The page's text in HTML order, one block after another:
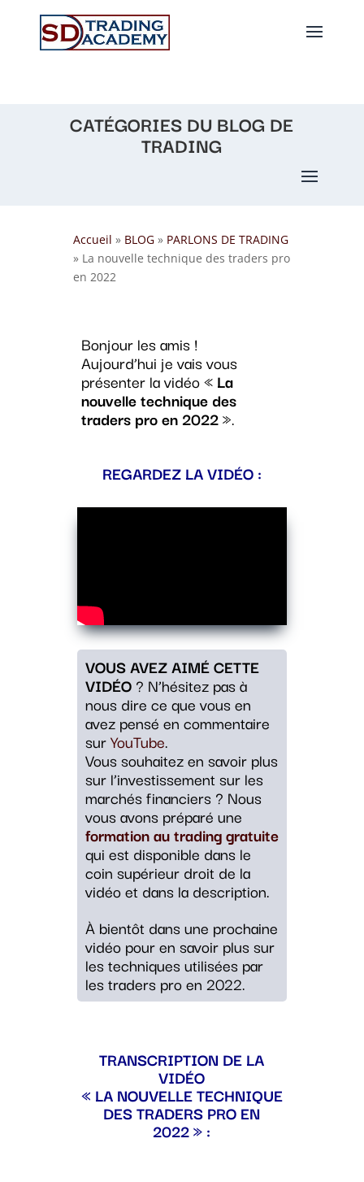
CATÉGORIES DU BLOG DE
TRADING
Accueil » BLOG» PARLONS DE TRADING
» La nouvelle technique des traders pro
en 2022
Bonjour les amis !
Aujourd’hui je vais vous
présenter la vidéo « La
nouvelle technique des
traders pro en 2022».
REGARDEZ LA VIDÉO :
VOUS AVEZ AIMÉ CETTE
VIDÉO? N’hésitez pas à
nous dire ce que vous en
avez pensé en commentaire
surYouTube.
Vous souhaitez en savoir plus
sur l’investissement sur les
marchés financiers ? Nous
vous avons préparé une
formation au trading gratuite
qui est disponible dans le
coin supérieur droit de la
vidéo et dans la description.
À bientôt dans une prochaine
vidéo pour en savoir plus sur
les techniques utilisées par
les traders pro en 2022.
TRANSCRIPTION DE LA
VIDÉO
« LA NOUVELLE TECHNIQUE
DES TRADERS PRO EN
2022 » :